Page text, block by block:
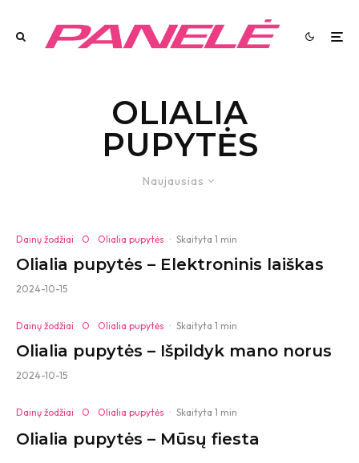
OLIALIA
PUPYTĖS
Naujausias
Dainų žodžiai O Olialia pupytės · Skaityta 1 min
Olialia pupytės – Elektroninis laiškas
2024-10-15
Dainų žodžiai O Olialia pupytės · Skaityta 1 min
Olialia pupytės – Išpildyk mano norus
2024-10-15
Dainų žodžiai O Olialia pupytės · Skaityta 1 min
Olialia pupytės – Mūsų fiesta